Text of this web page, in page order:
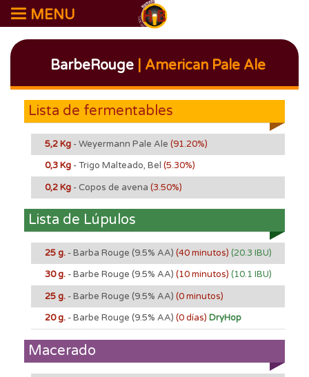
MENU
BarbeRouge | American Pale Ale
Lista de fermentables
5,2 Kg - Weyermann Pale Ale (91.20%)
0,3 Kg - Trigo Malteado, Bel (5.30%)
0,2 Kg - Copos de avena (3.50%)
Lista de Lúpulos
25 g. - Barba Rouge (9.5% AA) (40 minutos) (20.3 IBU)
30 g. - Barbe Rouge (9.5% AA) (10 minutos) (10.1 IBU)
25 g. - Barbe Rouge (9.5% AA) (0 minutos)
20 g. - Barbe Rouge (9.5% AA) (0 días) DryHop
Macerado